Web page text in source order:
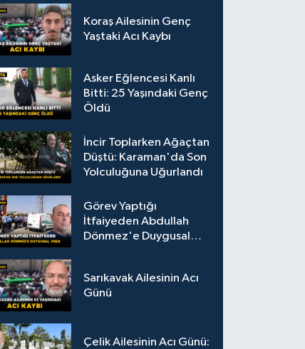
Koraş Ailesinin Genç
Yaştaki Acı Kaybı
Asker Eğlencesi Kanlı
Bitti: 25 Yaşındaki Genç
Öldü
İncir Toplarken Ağaçtan
Düştü: Karaman'da Son
Yolculuğuna Uğurlandı
Görev Yaptığı
İtfaiyeden Abdullah
Dönmez'e Duygusal
Sarıkavak Ailesinin Acı
Günü
Çelik Ailesinin Acı Günü: